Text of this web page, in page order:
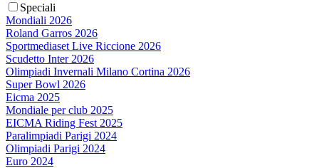
Speciali
Mondiali 2026
Roland Garros 2026
Sportmediaset Live Riccione 2026
Scudetto Inter 2026
Olimpiadi Invernali Milano Cortina 2026
Super Bowl 2026
Eicma 2025
Mondiale per club 2025
EICMA Riding Fest 2025
Paralimpiadi Parigi 2024
Olimpiadi Parigi 2024
Euro 2024